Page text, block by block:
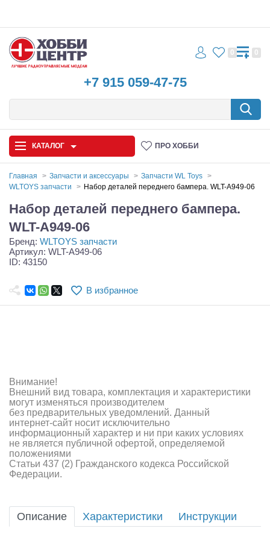
+7 915 059-47-75
0 0
КАТАЛОГ ПРО ХОББИ
Запчасти и аксессуары
Игрушки
Аппаратура и электроника
Аккумуляторы и батарейки
Зарядные устройства и блоки питания
Двигатели
Технические жидкости
Оптовая продажа запчастей для моделей
Главная Запчасти и аксессуары
Запчасти WL Toys
WLTOYS запчасти
Набор деталей переднего бампера. WLT-A949-06
Набор деталей переднего бампера.
WLT-A949-06
Бренд: WLTOYS запчасти
Артикул: WLT-A949-06
ID: 43150
В избранное
Внимание!
Внешний вид товара, комплектация и характеристики
могут изменяться производителем
без предварительных уведомлений. Данный
интернет-сайт носит исключительно
информационный характер и ни при каких условиях
не является публичной офертой, определяемой
положениями
Статьи 437 (2) Гражданского кодекса Российской
Федерации.
Описание Характеристики Инструкции